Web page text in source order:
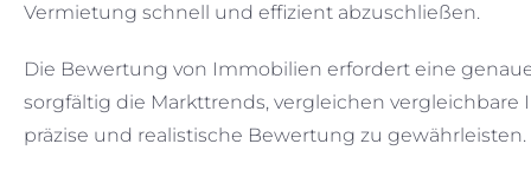
Vermietung schnell und effizient abzuschließen.
Die Bewertung von Immobilien erfordert eine
sorgfältig die Markttrends, vergleichen
präzise und realistische Bewertung zu gewährleisten.